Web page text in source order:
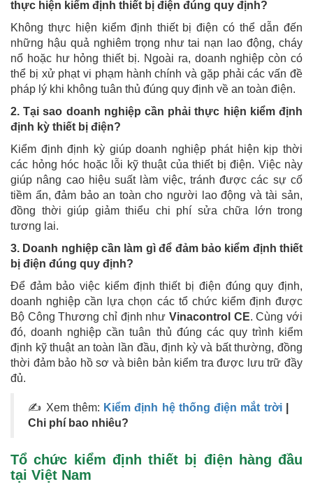
thực hiện kiểm định thiết bị điện đúng quy định?
Không thực hiện kiểm định thiết bị điện có thể dẫn đến
những hậu quả nghiêm trọng như tai nạn lao động, cháy
nổ hoặc hư hỏng thiết bị. Ngoài ra, doanh nghiệp còn có
thể bị xử phạt vi phạm hành chính và gặp phải các vấn đề
pháp lý khi không tuân thủ đúng quy định về an toàn điện.
2. Tại sao doanh nghiệp cần phải thực hiện kiểm định
định kỳ thiết bị điện?
Kiểm định định kỳ giúp doanh nghiệp phát hiện kịp thời
các hỏng hóc hoặc lỗi kỹ thuật của thiết bị điện. Việc này
giúp nâng cao hiệu suất làm việc, tránh được các sự cố
tiềm ẩn, đảm bảo an toàn cho người lao động và tài sản,
đồng thời giúp giảm thiểu chi phí sửa chữa lớn trong
tương lai.
3. Doanh nghiệp cần làm gì để đảm bảo kiểm định thiết
bị điện đúng quy định?
Để đảm bảo việc kiểm định thiết bị điện đúng quy định,
doanh nghiệp cần lựa chọn các tổ chức kiểm định được
Bộ Công Thương chỉ định như Vinacontrol CE. Cùng với
đó, doanh nghiệp cần tuân thủ đúng các quy trình kiểm
định kỹ thuật an toàn lần đầu, định kỳ và bất thường, đồng
thời đảm bảo hồ sơ và biên bản kiểm tra được lưu trữ đầy
đủ.
✍ Xem thêm: Kiểm định hệ thống điện mắt trời|
Chi phí bao nhiêu?
Tổ chức kiểm định thiết bị điện hàng đầu
tại Việt Nam